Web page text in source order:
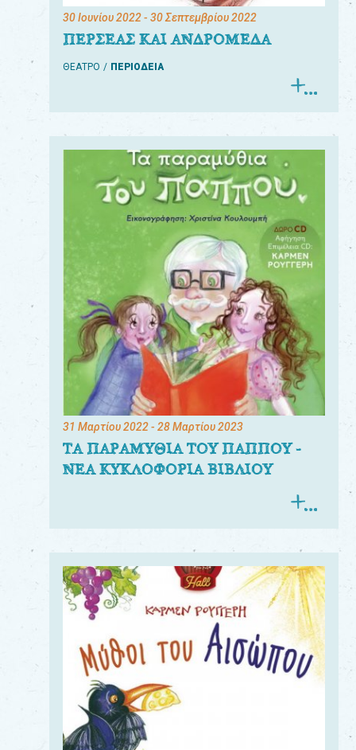
30 Ιουνίου 2022- 30 Σεπτεμβρίου 2022
ΠΕΡΣΕΑΣ ΚΑΙ ΑΝΔΡΟΜΕΔΑ
ΘΕΑΤΡΟ ΠΕΡΙΟΔΕΙΑ
31 Μαρτίου 2022- 28 Μαρτίου 2023
ΤΑ ΠΑΡΑΜΥΘΙΑ ΤΟΥ ΠΑΠΠΟΥ -
ΝΕΑ ΚΥΚΛΟΦΟΡΙΑ ΒΙΒΛΙΟΥ